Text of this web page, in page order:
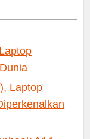
Laptop